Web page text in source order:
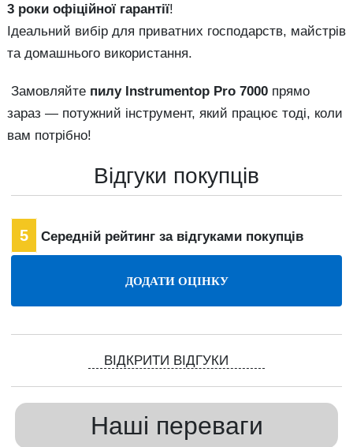
3 роки офіційної гарантії!
Ідеальний вибір для приватних господарств, майстрів
та домашнього використання.
Замовляйте пилу Іnstrumentop Pro 7000 прямо
зараз — потужний інструмент, який працює тоді, коли
вам потрібно!
Відгуки покупців
5 Середній рейтинг за відгуками покупців
ВІДКРИТИ ВІДГУКИ
Наші переваги